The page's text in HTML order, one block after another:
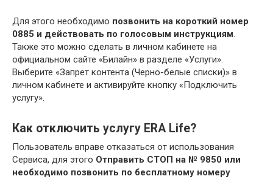
Для этого необходимо позвонить на короткий номер
0885 и действовать по голосовым инструкциям.
Также это можно сделать в личном кабинете на
официальном сайте «Билайн» в разделе «Услуги».
Выберите «Запрет контента (Черно-белые списки)» в
личном кабинете и активируйте кнопку «Подключить
услугу».
Как отключить услугу ERA Life?
Пользователь вправе отказаться от использования
Сервиса, для этого Отправить СТОП на № 9850 или
необходимо позвонить по бесплатному номеру